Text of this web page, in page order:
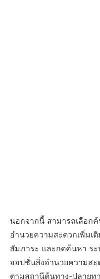
นอกจากนี้ สามารถเลือก
อำนวยความสะดวกเพิ่มเ
สัมภาระ และกดค้นหา ระ
ออปชั่นสิ่งอำนวยความสะ
ตามสถานีต้นทาง-ปลายท